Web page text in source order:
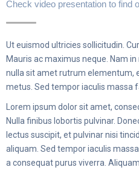
Check video presentation to find
Ut euismod ultricies sollicitudin.
Mauris ac maximus neque. Nam
nulla sit amet rutrum elementum,
metus. Sed tempor iaculis massa
Lorem ipsum dolor sit amet,
Nulla finibus lobortis pulvinar.
lectus suscipit, et pulvinar nisi
aliquam. Sed tempor iaculis
a consequat purus viverra.